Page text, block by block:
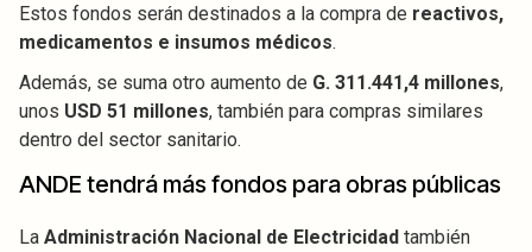
Estos fondos serán destinados a la compra de reactivos,
medicamentos e insumos médicos.
Además, se suma otro aumento de G. 311.441,4 millones,
unos USD 51 millones, también para compras similares
dentro del sector sanitario.
ANDE tendrá más fondos para obras públicas
La Administración Nacional de Electricidad también